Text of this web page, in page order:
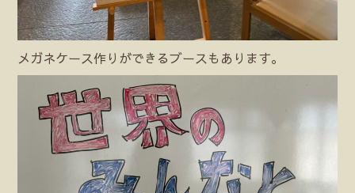
メガネケース作りができるブースもあります。